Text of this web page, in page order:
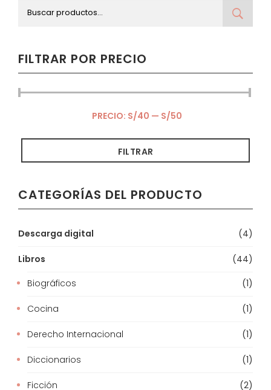
FILTRAR POR PRECIO
mínimo
máximo
FILTRAR
PRECIO: S/40 — S/50
CATEGORÍAS DEL PRODUCTO
Descarga digital (4)
Libros
(44)
Biográficos
(1)
Cocina (1)
Derecho Internacional (1)
Diccionarios (1)
Ficción (2)